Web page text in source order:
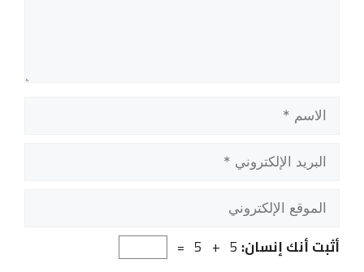
الاسم
البريد
الإلكتروني
الموقع
الإلكتروني
أثبت أنك إنسان: 5 + 5 =